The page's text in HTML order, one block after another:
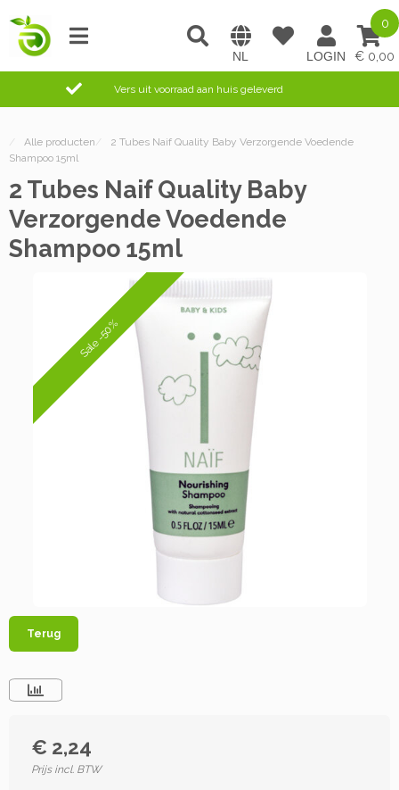
0,00
0
Vers uit voorraad aan huis geleverd
/ Alle producten /
2 Tubes Naif Quality Baby Verzorgende Voedende
Shampoo 15ml
2 Tubes Naif Quality Baby
Verzorgende Voedende
Shampoo 15ml
Sale -50%
Terug
€ 2,24
Prijs incl. BTW